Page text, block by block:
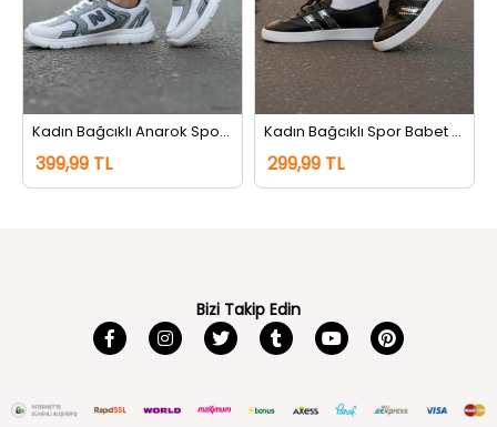
Kadın Bağcıklı Anarok Spor Ayakkabı Beyazgri
399,99 TL
Kadın Bağcıklı Spor Babet Siyahgümüş
299,99 TL
Bizi Takip Edin